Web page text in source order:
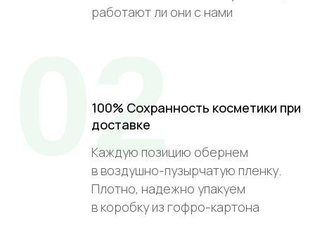
работают ли они с нами
100% Сохранность косметики при
доставке
Каждую позицию обернем
в воздушно-пузырчатую пленку.
Плотно, надежно упакуем
в коробку из гофро-картона
02